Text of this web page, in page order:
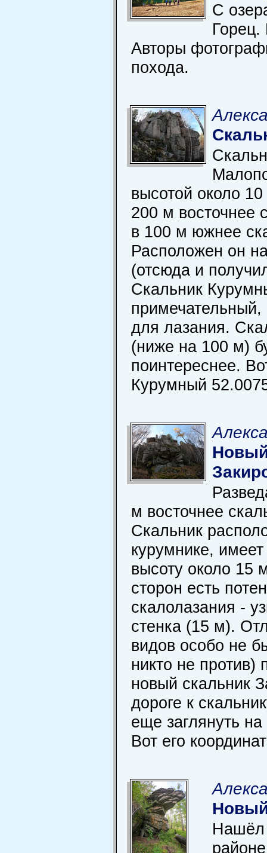
С
Авторы
похода.
высотой около
200 м восточнее
в 100 м южнее
Расположен он
(отсюда и
Скальник
для лазания.
(ниже на 100 м)
поинтереснее.
Курумный
м восточнее
Скальник
курумнике,
высоту около 15
сторон есть
скалолазания -
стенка (15 м).
видов особо не
никто не против)
новый скальник
дороге к
еще заглянуть
Вот его
Нашёл